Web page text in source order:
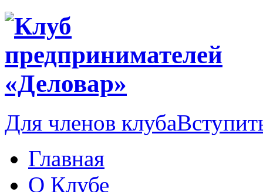
Для членов клуба
Главная
О Клубе